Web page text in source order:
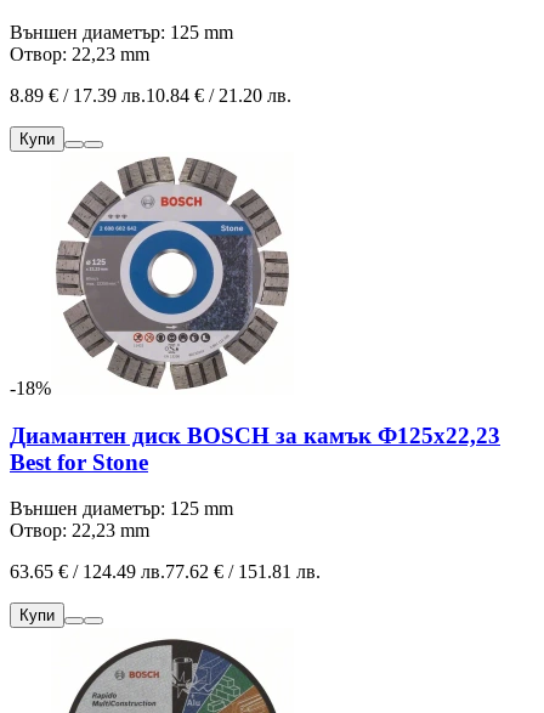
Външен диаметър: 125 mm
Отвор: 22,23 mm
8.89 € / 17.39 лв.10.84 € / 21.20 лв.
Купи
-18%
Диамантен диск BOSCH за камък Ф125х22,23
Best for Stone
Външен диаметър: 125 mm
Отвор: 22,23 mm
63.65 € / 124.49 лв.77.62 € / 151.81 лв.
Купи